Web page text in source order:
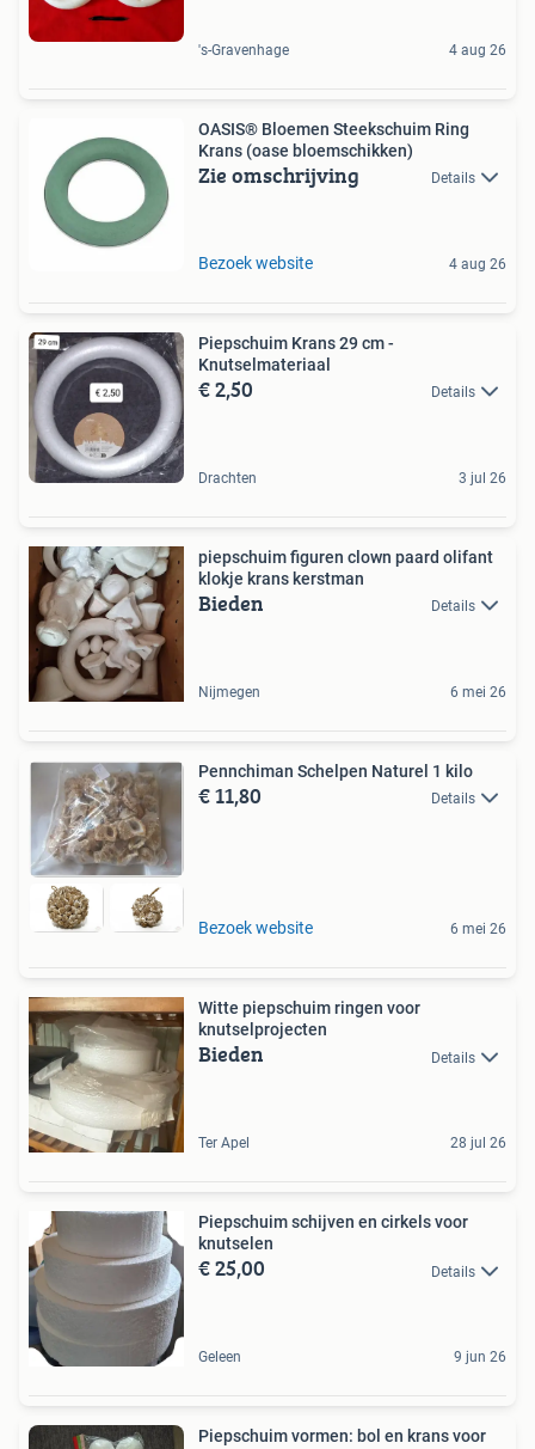
's-Gravenhage 4 aug 26
OASIS® Bloemen Steekschuim Ring
Krans (oase bloemschikken)
Zie omschrijving Details
Bezoek website 4 aug 26
Piepschuim Krans 29 cm -
Knutselmateriaal
€ 2,50 Details
Drachten 3 jul 26
piepschuim figuren clown paard olifant
klokje krans kerstman
Bieden Details
Nijmegen 6 mei 26
Pennchiman Schelpen Naturel 1 kilo
€ 11,80 Details
Bezoek website 6 mei 26
Witte piepschuim ringen voor
knutselprojecten
Bieden Details
Ter Apel 28 jul 26
Piepschuim schijven en cirkels voor
knutselen
€ 25,00 Details
Geleen 9 jun 26
Piepschuim vormen: bol en krans voor